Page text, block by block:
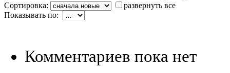
Сортировка:
развернуть все
Показывать по:
Комментариев пока нет